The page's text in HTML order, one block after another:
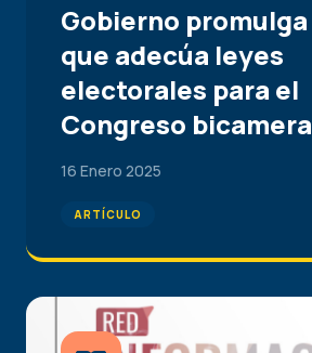
Gobierno
que adecúa leyes
electorales para el
Congreso
16 Enero 2025
ARTÍCULO